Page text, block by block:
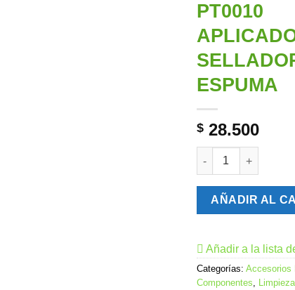
PT0010
ESPUMA
$ 28.500
PT0010
AÑADIR AL
Añadir a la lista
Categorías: Accesorios
Componentes
Limpieza